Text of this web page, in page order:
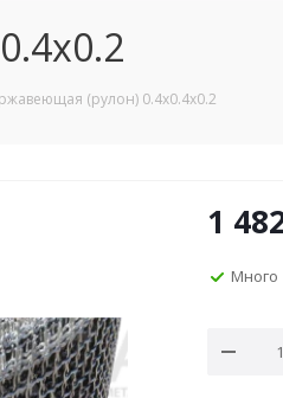
(рулон) 0.4х0.4х0.2
1
Много